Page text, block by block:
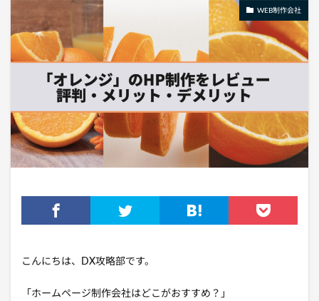
WEB制作会社
こんにちは、DX攻略部です。
「ホームページ制作会社はどこがおすすめ？」